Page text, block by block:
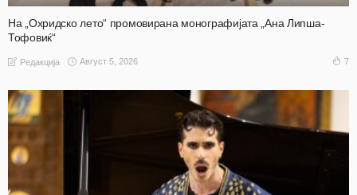
На „Охридско лето“ промовирана монографијата „Ана Липша-
Тофовиќ“
Редакција Август 5, 2026 7